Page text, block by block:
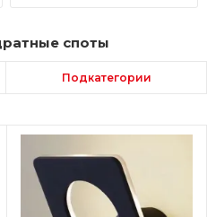
споты
Подкатегории